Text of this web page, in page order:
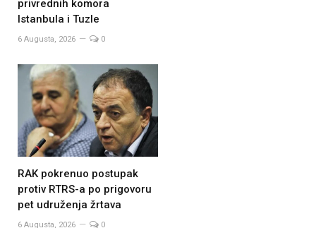
privrednih komora
Istanbula i Tuzle
6 Augusta, 2026 0
RAK pokrenuo postupak
protiv RTRS-a po prigovoru
pet udruženja žrtava
6 Augusta, 2026 0